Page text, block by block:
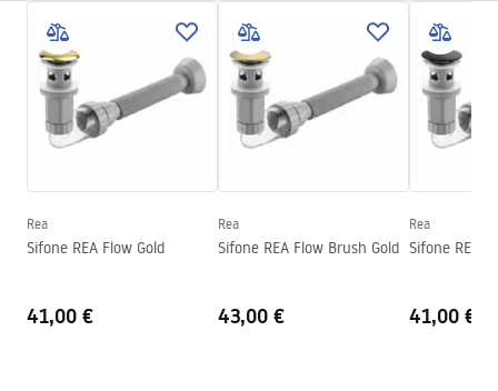
Colore
Effetto pietra
Finitura
Opaco
Lunghezza
605
Larghezza
360mm
Altezza
160
Forma
Foro rubinetto
NO
Istruzioni di montaggio
Condizioni di garanzia
Rea
Sifone REA Flow Gold
41,00 €
Rea
Sifone REA Flow Brush Gold
43,00 €
Rea
Sifone REA
41,00 €